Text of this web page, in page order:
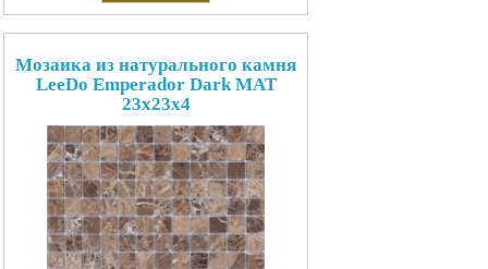
Мозаика из натурального камня
LeeDo Emperador Dark MAT
23x23x4